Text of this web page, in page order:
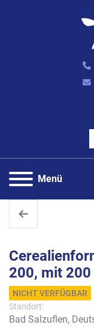
Menü
200, mit
NICHT VERFÜGBAR
Standort:
Bad Salzuflen,